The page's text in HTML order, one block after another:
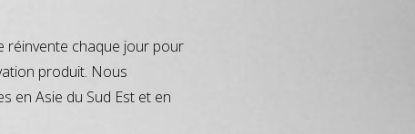
réinvente chaque jour pour
produit. Nous
en Asie du Sud Est et en